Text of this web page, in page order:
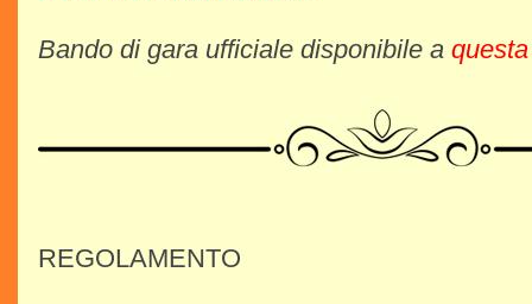
Bando di gara ufficiale disponibile a
REGOLAMENTO